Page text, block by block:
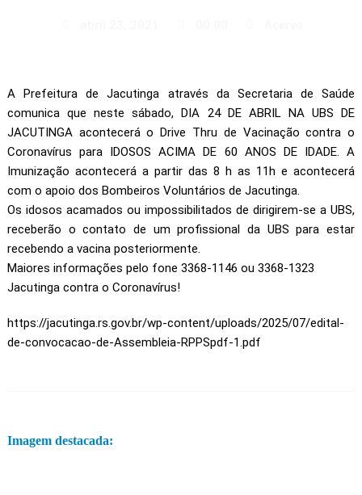
A Prefeitura de Jacutinga através da Secretaria de Saúde
comunica que neste sábado, DIA 24 DE ABRIL NA UBS DE
JACUTINGA acontecerá o Drive Thru de Vacinação contra o
Coronavírus para IDOSOS ACIMA DE 60 ANOS DE IDADE. A
Imunização acontecerá a partir das 8 h as 11h e acontecerá
com o apoio dos Bombeiros Voluntários de Jacutinga.
Os idosos acamados ou impossibilitados de dirigirem-se a UBS,
receberão o contato de um profissional da UBS para estar
recebendo a vacina posteriormente.
Maiores informações pelo fone 3368-1146 ou 3368-1323
Jacutinga contra o Coronavírus!
https://jacutinga.rs.gov.br/wp-content/uploads/2025/07/edital-
de-convocacao-de-Assembleia-RPPSpdf-1.pdf
Imagem destacada: